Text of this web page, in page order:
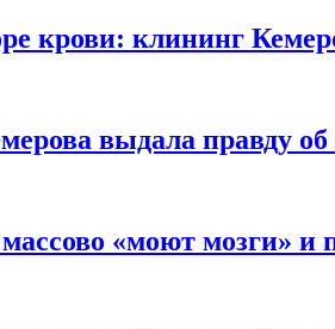
крови: клининг
выдала правду
«моют мозги» и